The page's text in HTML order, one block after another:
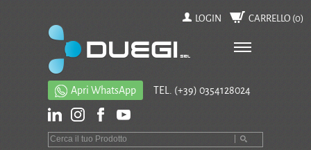
LOGIN CARRELLO (0)
Apri WhatsApp TEL. (+39) 0354128024